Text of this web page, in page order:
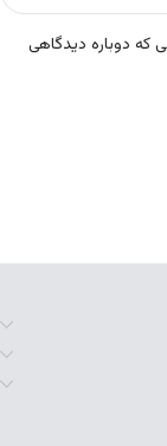
که دوباره دیدگاهی